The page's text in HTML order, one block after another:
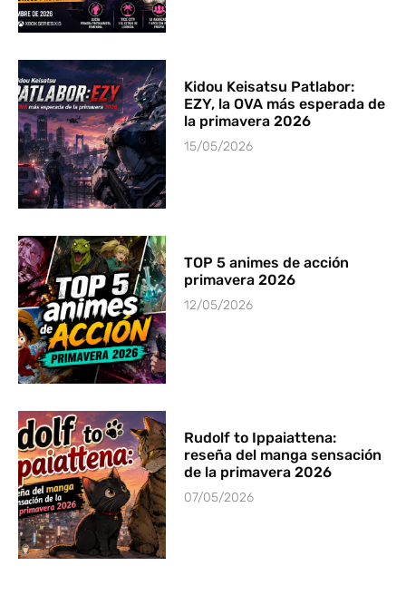
Kidou Keisatsu Patlabor:
EZY, la OVA más esperada de
la primavera 2026
15/05/2026
TOP 5 animes de acción
primavera 2026
12/05/2026
Rudolf to Ippaiattena:
reseña del manga sensación
de la primavera 2026
07/05/2026